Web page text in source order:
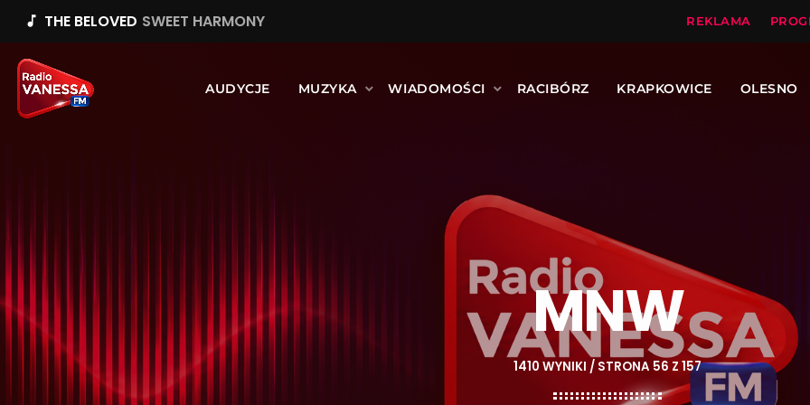
music_note THE BELOVED SWEET HARMONY REKLAMA
AUDYCJE MUZYKA WIADOMOŚCI RACIBÓRZ KRAPKOWICE OLESNO
MNW
1410 WYNIKI / STRONA 56 Z 157